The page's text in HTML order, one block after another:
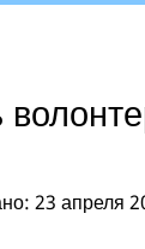
23 апреля